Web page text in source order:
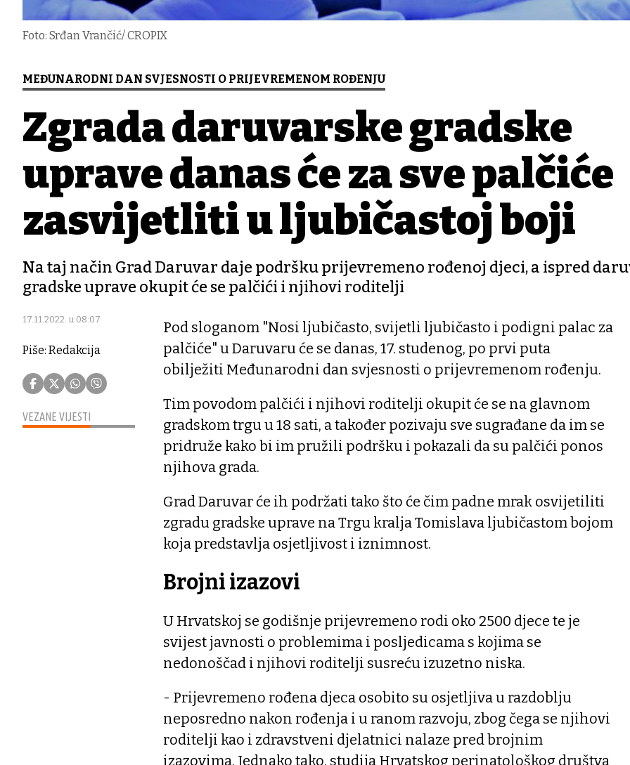
Foto: Srđan Vrančić/ CROPIX
MEĐUNARODNI DAN SVJESNOSTI O PRIJEVREMENOM ROĐENJU
Zgrada daruvarske gradske
uprave danas će za sve palčiće
zasvijetliti u ljubičastoj boji
Na taj način Grad Daruvar daje podršku prijevremeno rođenoj djeci, a ispred
gradske uprave okupit će se palčići i njihovi roditelji
17.11.2022. u 08:07
Piše: Redakcija
VEZANE VIJESTI
Pod sloganom "Nosi ljubičasto, svijetli ljubičasto i podigni palac za
palčiće" u Daruvaru će se danas, 17. studenog, po prvi puta
obilježiti Međunarodni dan svjesnosti o prijevremenom rođenju.
Tim povodom palčići i njihovi roditelji okupit će se na glavnom
gradskom trgu u 18 sati, a također pozivaju sve sugrađane da im se
pridruže kako bi im pružili podršku i pokazali da su palčići ponos
njihova grada.
Grad Daruvar će ih podržati tako što će čim padne mrak osvijetiliti
zgradu gradske uprave na Trgu kralja Tomislava ljubičastom bojom
koja predstavlja osjetljivost i iznimnost.
Brojni izazovi
U Hrvatskoj se godišnje prijevremeno rodi oko 2500 djece te je
svijest javnosti o problemima i posljedicama s kojima se
nedonoščad i njihovi roditelji susreću izuzetno niska.
- Prijevremeno rođena djeca osobito su osjetljiva u razdoblju
neposredno nakon rođenja i u ranom razvoju, zbog čega se njihovi
roditelji kao i zdravstveni djelatnici nalaze pred brojnim
izazovima. Jednako tako, studija Hrvatskog perinatološkog društva